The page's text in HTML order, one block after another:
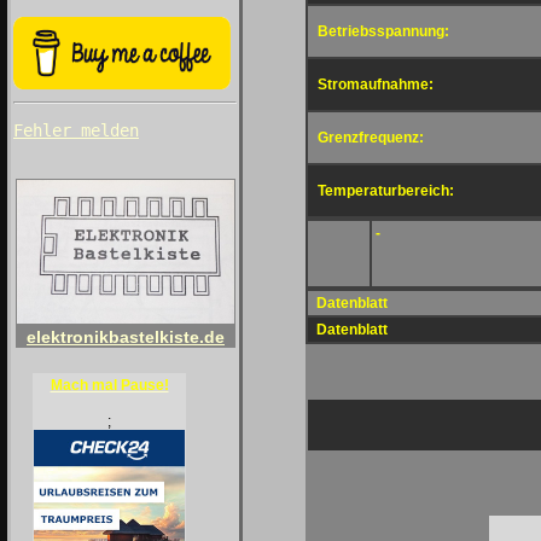
Fehler melden
elektronikbastelkiste.de
Mach mal Pause!
;
Betriebsspannung:
Stromaufnahme:
Grenzfrequenz:
Temperaturbereich:
-
Datenblatt
Datenblatt